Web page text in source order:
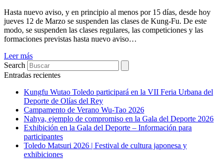
Hasta nuevo aviso, y en principio al menos por 15 días, desde hoy
jueves 12 de Marzo se suspenden las clases de Kung-Fu. De este
modo, se suspenden las clases regulares, las competiciones y las
formaciones previstas hasta nuevo aviso…
Leer más
Search
Entradas recientes
Kungfu Wutao Toledo participará en la VII Feria Urbana del
Deporte de Olías del Rey
Campamento de Verano Wu-Tao 2026
Nahya, ejemplo de compromiso en la Gala del Deporte 2026
Exhibición en la Gala del Deporte – Información para
participantes
Toledo Matsuri 2026 | Festival de cultura japonesa y
exhibiciones